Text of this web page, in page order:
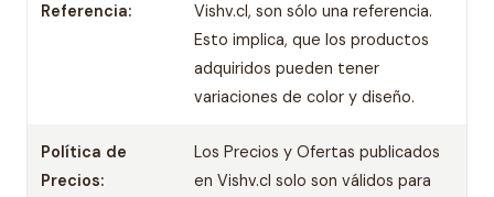
Referencia:
Vishv.cl, son sólo una referencia.
Esto implica, que los productos
adquiridos pueden tener
variaciones de color y diseño.
Política de
Precios:
Los Precios y Ofertas publicados
en Vishv.cl solo son válidos para